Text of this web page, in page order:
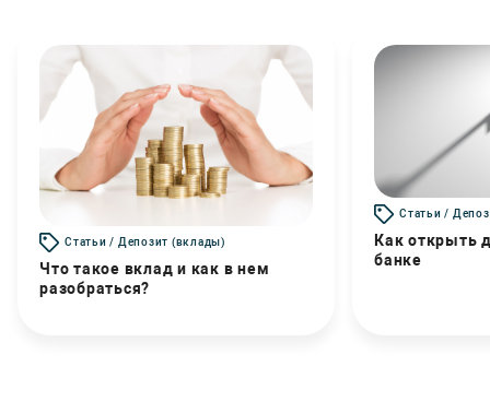
Статьи / Депозит (вклады)
Что такое вклад и как в нем
разобраться?
Статьи /
Как открыть
банке